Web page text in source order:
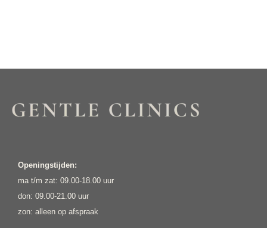
Openingstijden:
ma t/m zat: 09.00-18.00 uur
don: 09.00-21.00 uur
zon: alleen op afspraak